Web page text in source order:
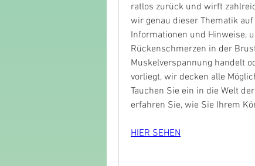
ratlos zurück und wirft
wir genau dieser Thematik
Informationen und Hinweise,
Rückenschmerzen in der
Muskelverspannung handelt
vorliegt, wir decken alle
Tauchen Sie ein in die Welt
erfahren Sie, wie Sie Ihrem
HIER SEHEN